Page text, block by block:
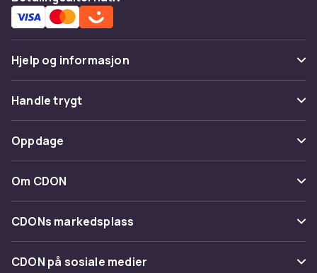
Hjelp og informasjon
Vanlige spørsmål
Spor pakke
Angre & returner her
Kontakt oss
Handle trygt
Betaling
Levering
Tilbakekallinger
Oppdage
Kategorier
Varemerker
Om CDON
Om oss
Kundeanmeldelser
CDONs markedsplass
Merchant Help Center
CDON på sosiale medier